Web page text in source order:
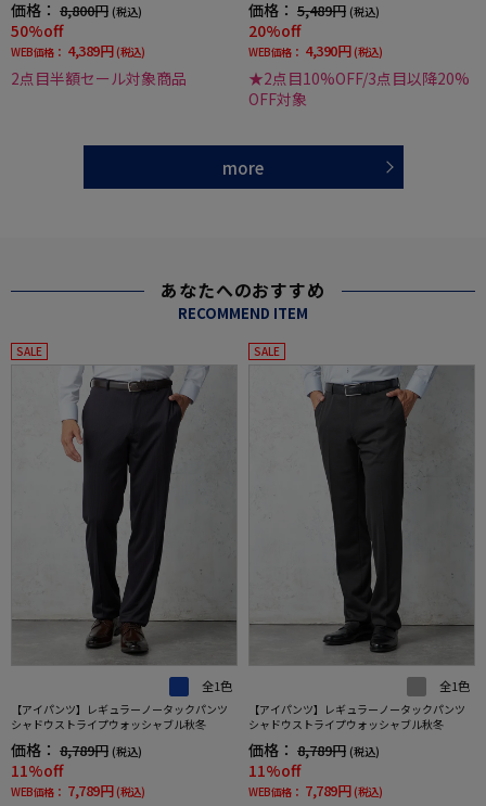
無地
価格： 8,800円 (税込)
50%off
WEB価格： 4,389円 (税込)
2点目半額セール対象商品
価格： 5,489円 (税込)
20%off
WEB価格： 4,390円 (税込)
★2点目10%OFF/3点目以降20%
OFF対象
more
あなたへのおすすめ
RECOMMEND ITEM
SALE
全1色
【アイパンツ】レギュラーノータックパンツ
シャドウストライプウォッシャブル秋冬
価格： 8,789円 (税込)
11%off
WEB価格： 7,789円 (税込)
SALE
全1色
【アイパンツ】レギュラーノータックパンツ
シャドウストライプウォッシャブル秋冬
価格： 8,789円 (税込)
11%off
WEB価格： 7,789円 (税込)